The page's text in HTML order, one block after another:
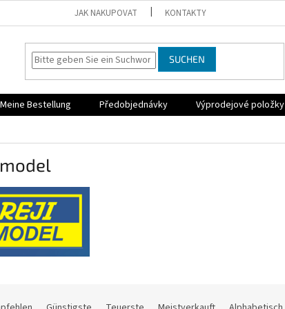
JAK NAKUPOVAT KONTAKTY
SUCHEN
Meine Bestellung Předobjednávky Výprodejové položky